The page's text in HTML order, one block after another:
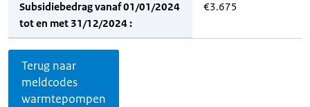
Subsidiebedrag vanaf 01/01/2024
tot en met 31/12/2024 :
€3.675
Terug naar
meldcodes
warmtepompen